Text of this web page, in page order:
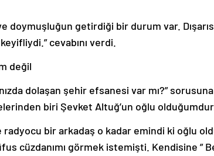
doymuşluğun getirdiği bir durum var.
cevabını verdi.
değil
dolaşan şehir efsanesi var mı?”
biri Şevket Altuğ’un oğlu
bir arkadaş o kadar emindi ki oğlu
cüzdanımı görmek istemişti. Kendisine ”